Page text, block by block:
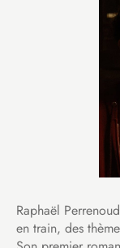
Raphaël
en train, des